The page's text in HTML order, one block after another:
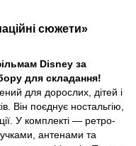
сюжети»
Disney за
для складання!
для дорослих, дітей і
Він поєднує ностальгію,
У комплекті — ретро-
антенами та